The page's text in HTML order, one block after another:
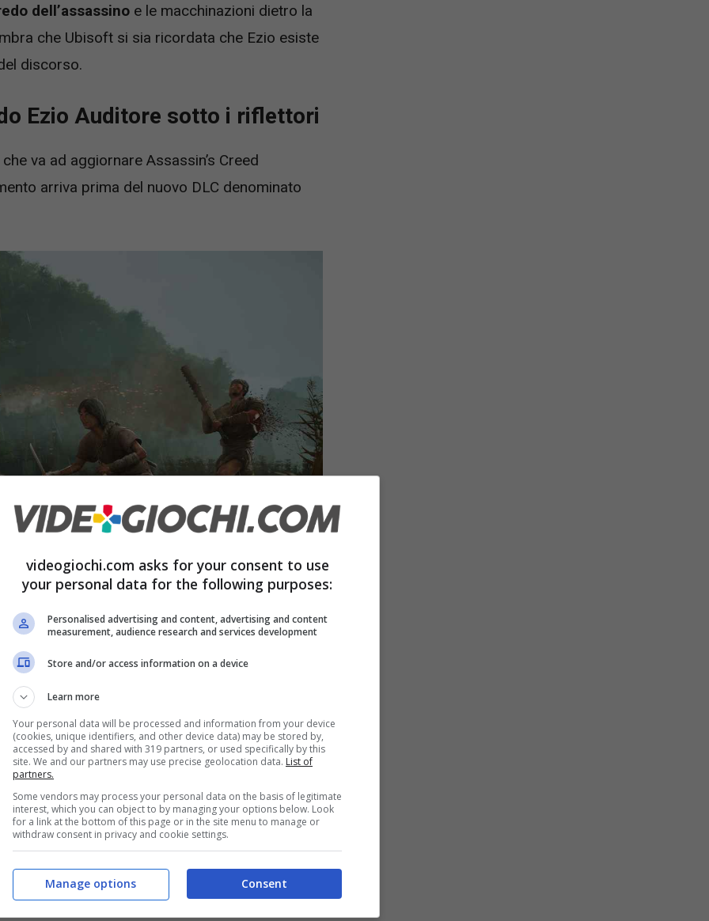
dell’assassino e le macchinazioni dietro la
che Ubisoft si sia ricordata che Ezio esiste
discorso.
Ezio Auditore sotto i riflettori
va ad aggiornare Assassin’s Creed
arriva prima del nuovo DLC denominato
– videogiochi.com
il giro della rete, quanto proprio quello che
ha rilasciato per il gioco.
per colossi come Ubisoft: perché dentro
cose dedicate a Ezio, e nessuna di queste
grazie, Ubisoft.
introdotto all’interno di Assassin’s Creed
Auditore.
videogiochi.com asks for your consent to use
your personal data for the following purposes:
Personalised advertising and content, advertising and content
measurement, audience research and services development
Store and/or access information on a device
Learn more
Your personal data will be processed and information from your device
(cookies, unique identifiers, and other device data) may be stored by,
accessed by and shared with 319 partners, or used specifically by this
site. We and our partners may use precise geolocation data. List of
partners.
Some vendors may process your personal data on the basis of legitimate
interest, which you can object to by managing your options below. Look
for a link at the bottom of this page or in the site menu to manage or
withdraw consent in privacy and cookie settings.
Consent
Manage options